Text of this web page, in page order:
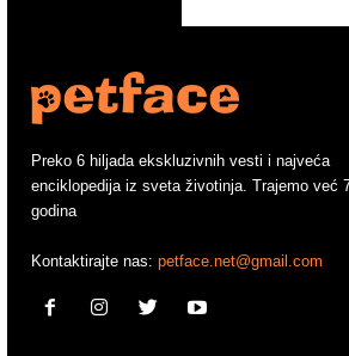
Preko 6 hiljada ekskluzivnih vesti i najveća
enciklopedija iz sveta životinja. Trajemo već
godina
Kontaktirajte nas: petface.net@gmail.com